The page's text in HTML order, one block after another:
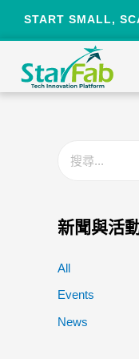
START SMALL,
新聞與活
All
Events
News